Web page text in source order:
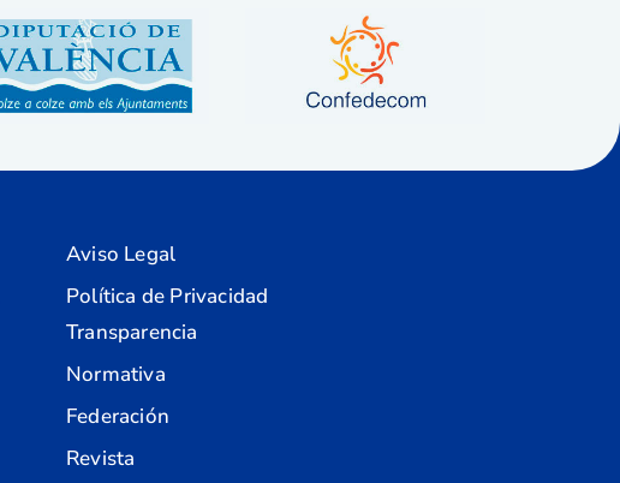
Aviso Legal
Política de Privacidad
Transparencia
Normativa
Federación
Revista